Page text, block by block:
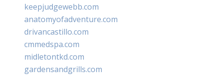
keepjudgewebb.com
anatomyofadventure.com
drivancastillo.com
cmmedspa.com
midletontkd.com
gardensandgrills.com